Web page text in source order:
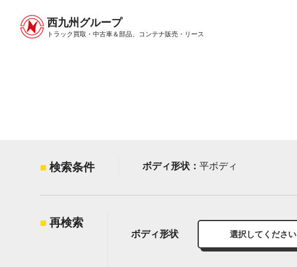
西九州グループ
トラック買取・中古車＆部品、 コンテナ販売・リース
中古トラック販売トップ
検索条件 ボディ形状：平ボディ
再検索
ボディ形状 選択してください